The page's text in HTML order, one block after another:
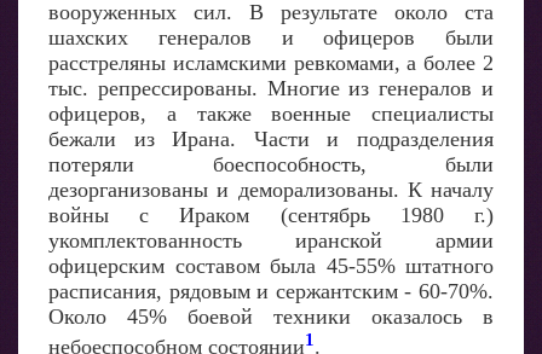
вооруженных сил. В результате около ста
шахских генералов и офицеров были
расстреляны исламскими ревкомами, а более 2
тыс. репрессированы. Многие из генералов и
офицеров, а также военные специалисты
бежали из Ирана. Части и подразделения
потеряли боеспособность, были
дезорганизованы и деморализованы. К началу
войны с Ираком (сентябрь 1980 г.)
укомплектованность иранской армии
офицерским составом была 45-55% штатного
расписания, рядовым и сержантским - 60-70%.
Около 45% боевой техники оказалось в
небоеспособном состоянии1 .